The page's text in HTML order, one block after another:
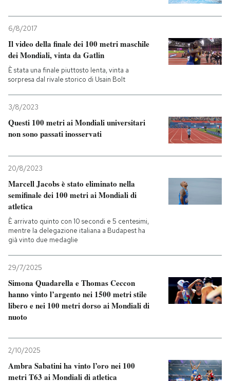
6/8/2017
Il video della finale dei 100 metri maschile
dei Mondiali, vinta da Gatlin
È stata una finale piuttosto lenta, vinta a
sorpresa dal rivale storico di Usain Bolt
3/8/2023
Questi 100 metri ai Mondiali universitari
non sono passati inosservati
20/8/2023
Marcell Jacobs è stato eliminato nella
semifinale dei 100 metri ai Mondiali di
atletica
È arrivato quinto con 10 secondi e 5 centesimi,
mentre la delegazione italiana a Budapest ha
già vinto due medaglie
29/7/2025
Simona Quadarella e Thomas Ceccon
hanno vinto l’argento nei 1500 metri stile
libero e nei 100 metri dorso ai Mondiali di
nuoto
2/10/2025
Ambra Sabatini ha vinto l’oro nei 100
metri T63 ai Mondiali di atletica